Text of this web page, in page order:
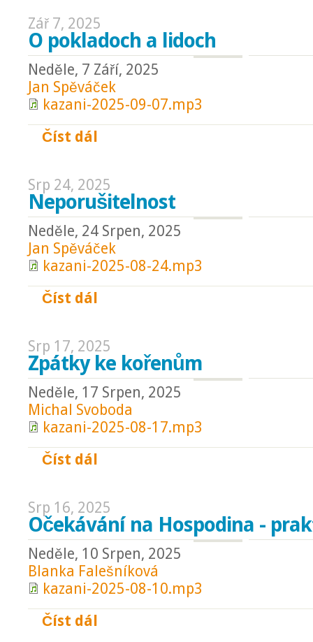
Zář 7, 2025
O pokladoch a lidoch
Neděle, 7 Září, 2025
Jan Spěváček
kazani-2025-09-07.mp3
Číst dál
Srp 24, 2025
Neporušitelnost
Neděle, 24 Srpen, 2025
Jan Spěváček
kazani-2025-08-24.mp3
Číst dál
Srp 17, 2025
Zpátky ke kořenům
Neděle, 17 Srpen, 2025
Michal Svoboda
kazani-2025-08-17.mp3
Číst dál
Srp 16, 2025
Očekávání na Hospodina -
Neděle, 10 Srpen, 2025
Blanka Falešníková
kazani-2025-08-10.mp3
Číst dál